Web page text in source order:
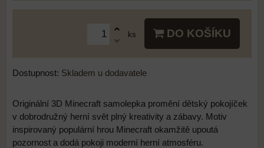
ks DO KOŠÍKU
Dostupnost: Skladem u dodavatele
Originální 3D Minecraft samolepka promění dětský pokojíček
v dobrodružný herní svět plný kreativity a zábavy. Motiv
inspirovaný populární hrou Minecraft okamžitě upoutá
pozornost a dodá pokoji moderní herní atmosféru.